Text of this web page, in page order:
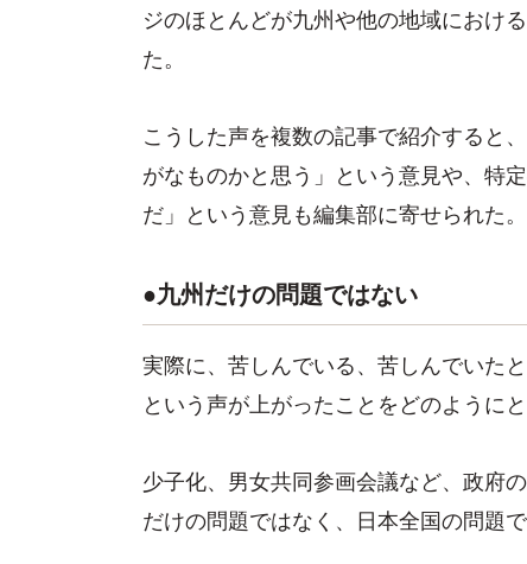
ジのほとんどが九州や他の地域におけ
た。
こうした声を複数の記事で紹介すると
がなものかと思う」という意見や、特
だ」という意見も編集部に寄せられた。
●九州だけの問題ではない
実際に、苦しんでいる、苦しんでいた
という声が上がったことをどのように
少子化、男女共同参画会議など、政府
だけの問題ではなく、日本全国の問題で